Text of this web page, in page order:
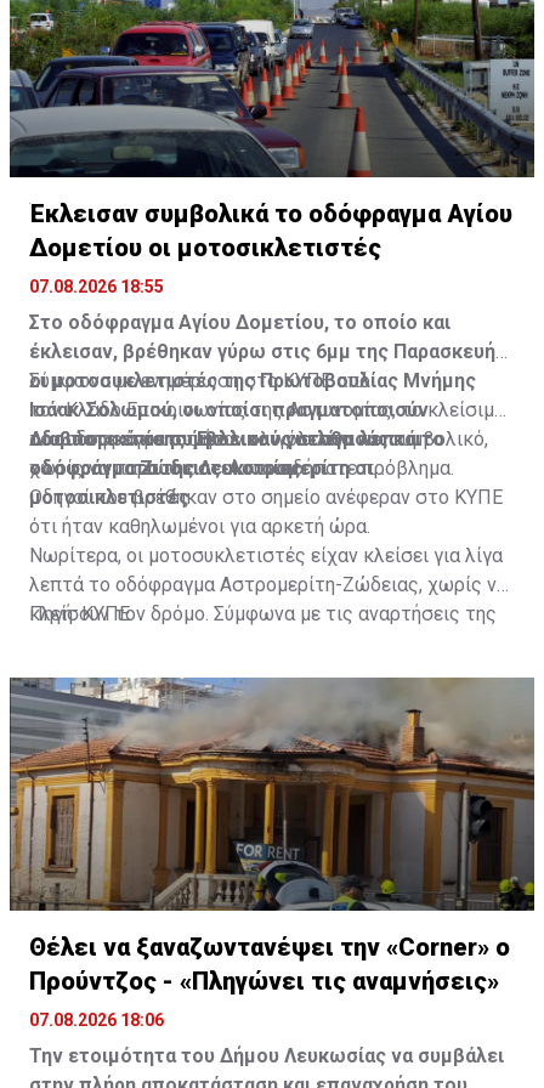
Έκλεισαν συμβολικά το οδόφραγμα Αγίου
Δομετίου οι μοτοσικλετιστές
07.08.2026 18:55
Στο οδόφραγμα Αγίου Δομετίου, το οποίο και
έκλεισαν, βρέθηκαν γύρω στις 6μμ της Παρασκευής
οι μοτοσυκλετιστές της Πρωτοβουλίας Μνήμης
Ισάακ-Σολωμού, οι οποίοι πραγματοποιούν
οδοιπορικό σε συμβολικούς σταθμούς και
οδοφράγματα της Λευκωσίας.
Σύμφωνα με ενημέρωση στο ΚΥΠΕ από
τον Κλάδο Επικοινωνίας της Αστυνομίας, το κλείσιμο
του οδοφράγματος ήταν ολιγόλεπτο και συμβολικό,
χωρίς να παρουσιαστεί οποιοδήποτε πρόβλημα.
Διαβάστε επίσης:Έκλεισαν για λίγα λεπτά το
οδόφραγμα Ζώδειας-Αστρομερίτη οι
μοτοσικλετιστές
Οδηγοί που βρέθηκαν στο σημείο ανέφεραν στο ΚΥΠΕ
ότι ήταν καθηλωμένοι για αρκετή ώρα.
Νωρίτερα, οι μοτοσυκλετιστές είχαν κλείσει για λίγα
λεπτά το οδόφραγμα Αστρομερίτη-Ζώδειας, χωρίς να
κλείσουν τον δρόμο. Σύμφωνα με τις αναρτήσεις της
Τύμβο Μακεδονίτισσας, πριν φτάσουν στο οδόφραγμα
Αγίου Δομετίου.
Πηγή: ΚΥΠΕ
Θέλει να ξαναζωντανέψει την «Corner» o
Προύντζος - «Πληγώνει τις αναμνήσεις»
07.08.2026 18:06
Την ετοιμότητα του Δήμου Λευκωσίας να συμβάλει